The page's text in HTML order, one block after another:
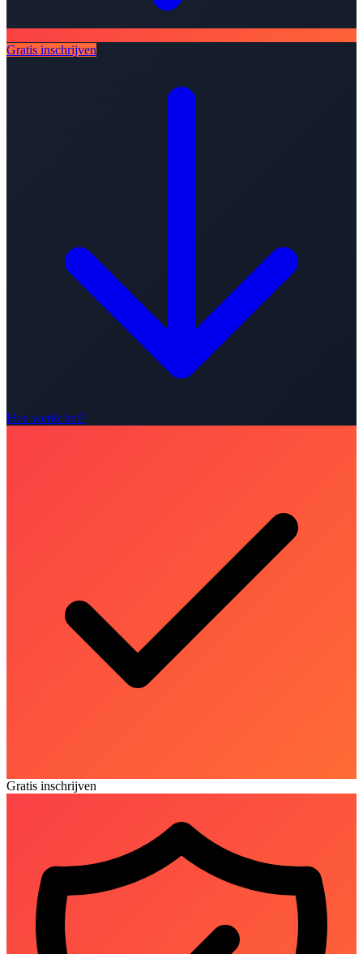
Gratis inschrijven
Hoe werkt het?
Gratis inschrijven